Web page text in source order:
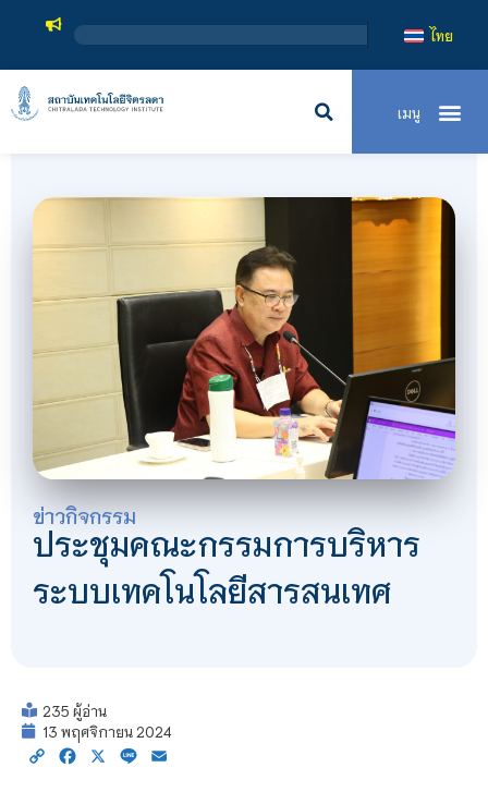
สถาบันเทคโ
ไทย
ข่าวกิจกรรม
ประชุมคณะกรรมการบริหาร
ระบบเทคโนโลยีสารสนเทศ
235 ผู้อ่าน
13 พฤศจิกายน 2024
Copy Facebook
X Line